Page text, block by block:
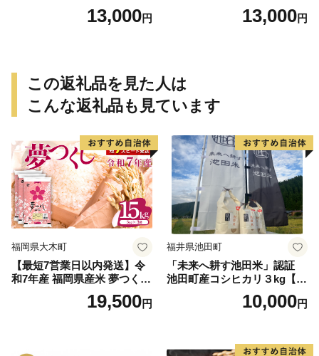
ュセット（20個入り）／災害
用備蓄 保存食 非常食 防災グ
13,000円
個入り)／災害用備蓄 保存食
非常食 防災グッズにも
13,000円
この返礼品を見た人は
こんな返礼品も見ています
福岡県大木町
【最短7営業日以内発送】令
和7年産 福岡県産米 夢つくし
15kg 精米 ※北海道・沖縄・
19,500円
福井県池田町
「未来へ耕す池田米」認証
池田町産コシヒカリ３kg【お
1人様につき３セットまで】
10,000円